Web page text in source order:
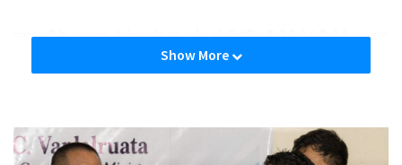
जानकारी के अनुसार, तेलंगाना के 48 अर्बन कोऑपरेटिव बैंकों में से 8 बैंकों ने अब तक
एनयूसीएफडीसी में कुल 69.10 लाख रुपये का योगदान किया है, जबकि सात अन्य
Show More